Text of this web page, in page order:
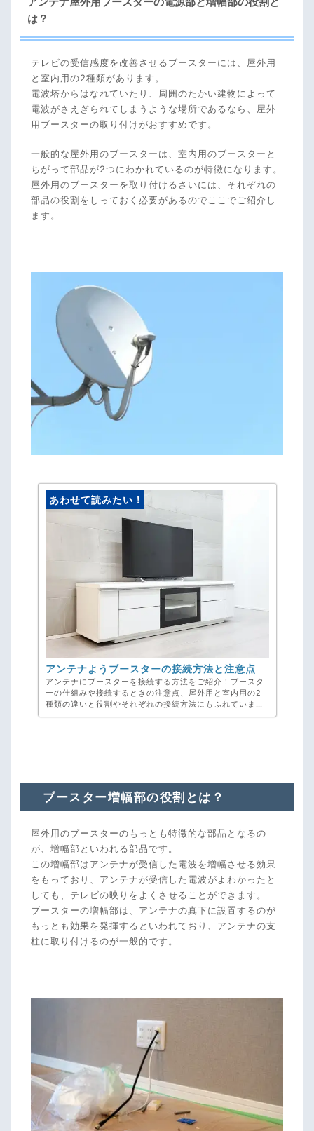
は？
テレビの受信感度を改善させるブースターには、屋外用
と室内用の2種類があります。
電波塔からはなれていたり、周囲のたかい建物によって
電波がさえぎられてしまうような場所であるなら、屋外
用ブースターの取り付けがおすすめです。
一般的な屋外用のブースターは、室内用のブースターと
ちがって部品が2つにわかれているのが特徴になります。
屋外用のブースターを取り付けるさいには、それぞれの
部品の役割をしっておく必要があるのでここでご紹介し
ます。
あわせて読みたい！
アンテナようブースターの接続方法と注意点
アンテナにブースターを接続する方法をご紹介！ブースタ
ーの仕組みや接続するときの注意点、屋外用と室内用の2
種類の違いと役割やそれぞれの接続方法にもふれていま
す。ブースターの種類選びや接続・調整にお困りの方は弊
ブースター増幅部の役割とは？
屋外用のブースターのもっとも特徴的な部品となるの
が、増幅部といわれる部品です。
この増幅部はアンテナが受信した電波を増幅させる効果
をもっており、アンテナが受信した電波がよわかったと
しても、テレビの映りをよくさせることができます。
ブースターの増幅部は、アンテナの真下に設置するのが
もっとも効果を発揮するといわれており、アンテナの支
柱に取り付けるのが一般的です。